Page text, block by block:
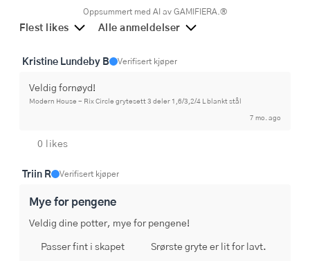
Oppsummert med AI av GAMIFIERA.®
Flest likes Alle anmeldelser
Kristine Lundeby B Verifisert kjøper
Veldig fornøyd!
Modern House - Rix Circle grytesett 3 deler 1,6/3,2/4 L blankt stål
7 mo. ago
0 likes
Triin R Verifisert kjøper
Mye for pengene
Veldig dine potter, mye for pengene!
Passer fint i skapet
Srørste gryte er lit for lavt.